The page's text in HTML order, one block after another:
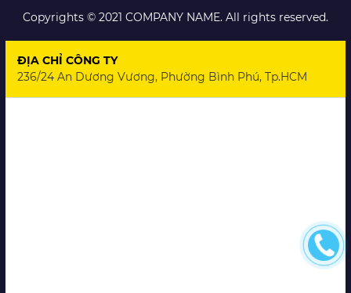
Copyrights © 2021 COMPANY NAME. All rights reserved.
ĐỊA CHỈ CÔNG TY
236/24 An Dương Vương, Phường Bình Phú, Tp.HCM